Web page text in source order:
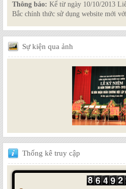
Thông báo: Kể từ ngày 10/10/2013
Bắc chính thức sử dụng website mới
Sựkiện qua ảnh
Thống kê truy cập